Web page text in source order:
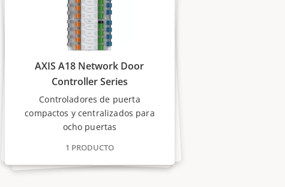
AXIS A18 Network Door
Controller Series
1 PRODUCTO
Controladores de puerta
compactos y centralizados para
ocho puertas